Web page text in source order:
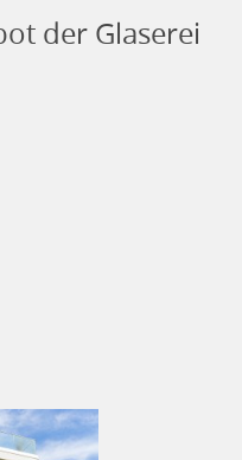
der Glaserei